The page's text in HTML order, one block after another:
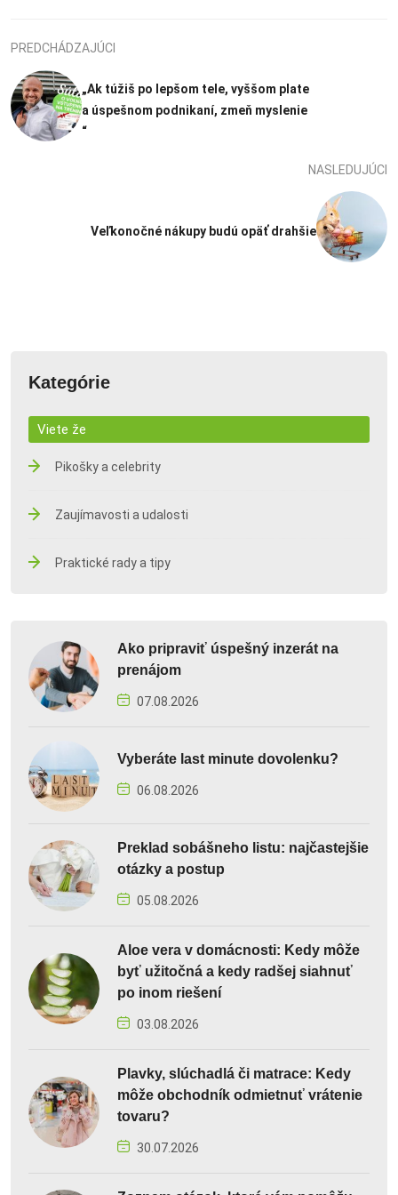
PREDCHÁDZAJÚCI
„Ak túžiš po lepšom tele, vyššom plate
a úspešnom podnikaní, zmeň myslenie
“
NASLEDUJÚCI
Veľkonočné nákupy budú opäť drahšie
Kategórie
Viete že
Pikošky a celebrity
Zaujímavosti a udalosti
Praktické rady a tipy
Ako pripraviť úspešný inzerát na
prenájom
07.08.2026
Vyberáte last minute dovolenku?
06.08.2026
Preklad sobášneho listu: najčastejšie
otázky a postup
05.08.2026
Aloe vera v domácnosti: Kedy môže
byť užitočná a kedy radšej siahnuť
po inom riešení
03.08.2026
Plavky, slúchadlá či matrace: Kedy
môže obchodník odmietnuť vrátenie
tovaru?
30.07.2026